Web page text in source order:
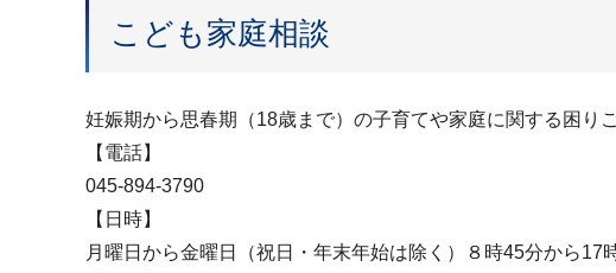
こども家庭相談
妊娠期から思春期（18歳まで）の子育てや家庭に関する困り
【電話】
045-894-3790
【日時】
月曜日から金曜日（祝日・年末年始は除く）８時45分から17